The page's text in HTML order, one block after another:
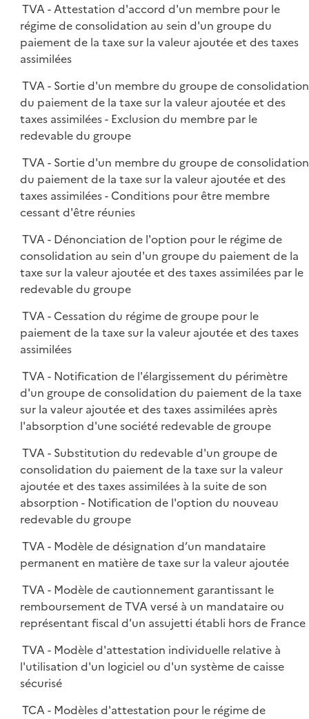
TVA - Attestation d'accord d'un membre pour le
régime de consolidation au sein d'un groupe du
paiement de la taxe sur la valeur ajoutée et des taxes
assimilées
TVA - Sortie d'un membre du groupe de consolidation
du paiement de la taxe sur la valeur ajoutée et des
taxes assimilées - Exclusion du membre par le
redevable du groupe
TVA - Sortie d'un membre du groupe de consolidation
du paiement de la taxe sur la valeur ajoutée et des
taxes assimilées - Conditions pour être membre
cessant d'être réunies
TVA - Dénonciation de l'option pour le régime de
consolidation au sein d'un groupe du paiement de la
taxe sur la valeur ajoutée et des taxes assimilées par le
redevable du groupe
TVA - Cessation du régime de groupe pour le
paiement de la taxe sur la valeur ajoutée et des taxes
assimilées
TVA - Notification de l'élargissement du périmètre
d'un groupe de consolidation du paiement de la taxe
sur la valeur ajoutée et des taxes assimilées après
l'absorption d'une société redevable de groupe
TVA - Substitution du redevable d'un groupe de
consolidation du paiement de la taxe sur la valeur
ajoutée et des taxes assimilées à la suite de son
absorption - Notification de l'option du nouveau
redevable du groupe
TVA - Modèle de désignation d’un mandataire
permanent en matière de taxe sur la valeur ajoutée
TVA - Modèle de cautionnement garantissant le
remboursement de TVA versé à un mandataire ou
représentant fiscal d'un assujetti établi hors de France
TVA - Modèle d'attestation individuelle relative à
l'utilisation d'un logiciel ou d'un système de caisse
sécurisé
TCA - Modèles d'attestation pour le régime de